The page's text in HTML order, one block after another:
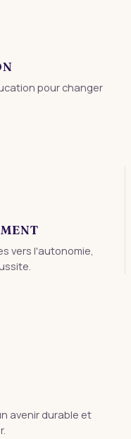
pour changer
vers l'autonomie,
avenir durable et